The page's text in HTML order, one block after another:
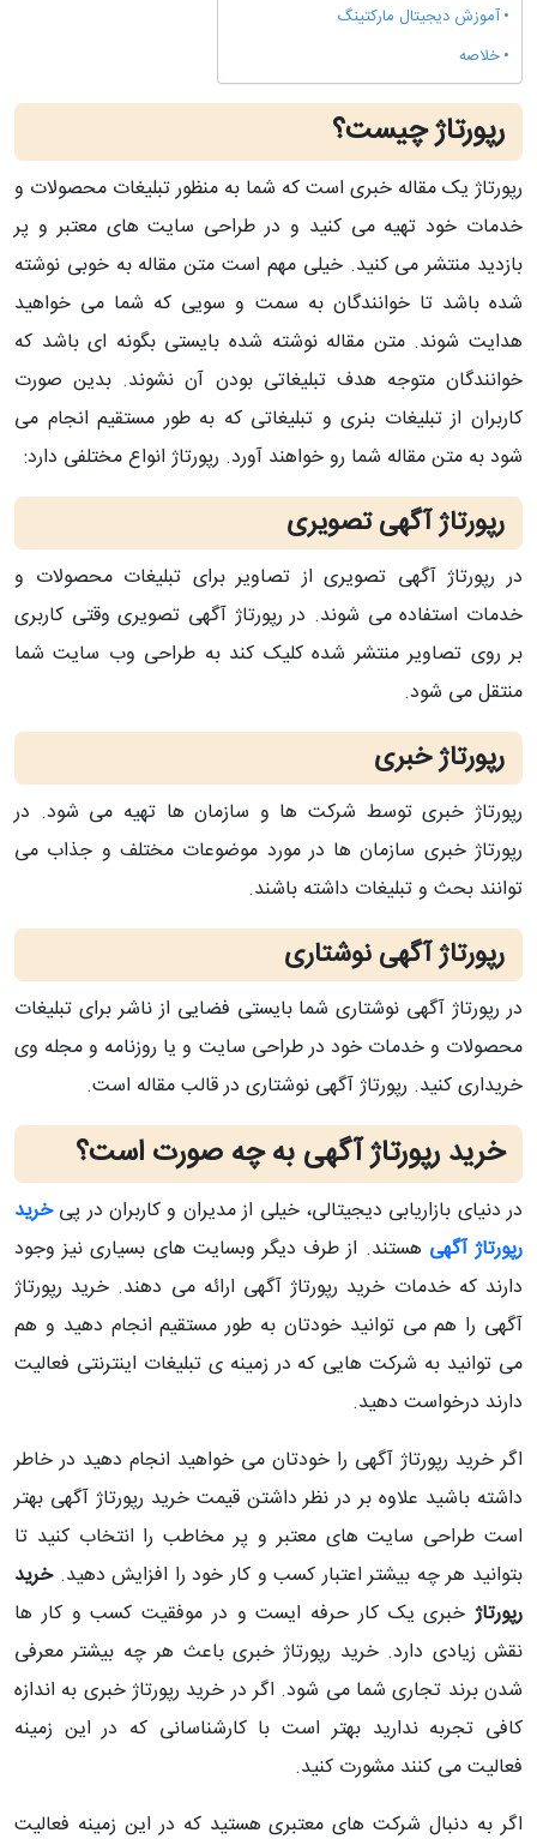
آموزش دیجیتال مارکتینگ
خلاصه
رپورتاژ چیست؟
رپورتاژ یک مقاله خبری است که شما به منظور تبلیغات محصولات و
خدمات خود تهیه می کنید و در طراحی سایت های معتبر و پر
بازدید منتشر می کنید. خیلی مهم است متن مقاله به خوبی نوشته
شده باشد تا خوانندگان به سمت و سویی که شما می خواهید
هدایت شوند. متن مقاله نوشته شده بایستی بگونه ای باشد که
خوانندگان متوجه هدف تبلیغاتی بودن آن نشوند. بدین صورت
کاربران از تبلیغات بنری و تبلیغاتی که به طور مستقیم انجام می
شود به متن مقاله شما رو خواهند آورد. رپورتاژ انواع مختلفی دارد:
رپورتاژ آگهی تصویری
در رپورتاژ آگهی تصویری از تصاویر برای تبلیغات محصولات و
خدمات استفاده می شوند. در رپورتاژ آگهی تصویری وقتی کاربری
بر روی تصاویر منتشر شده کلیک کند به طراحی وب سایت شما
منتقل می شود.
رپورتاژ خبری
رپورتاژ خبری توسط شرکت ها و سازمان ها تهیه می شود. در
رپورتاژ خبری سازمان ها در مورد موضوعات مختلف و جذاب می
توانند بحث و تبلیغات داشته باشند.
رپورتاژ آگهی نوشتاری
در رپورتاژ آگهی نوشتاری شما بایستی فضایی از ناشر برای تبلیغات
محصولات و خدمات خود در طراحی سایت و یا روزنامه و مجله وی
خریداری کنید. رپورتاژ آگهی نوشتاری در قالب مقاله است.
خرید رپورتاژ آگهی به چه صورت است؟
در دنیای بازاریابی دیجیتالی، خیلی از مدیران و کاربران در پیخرید
رپورتاژ آگهی هستند. از طرف دیگر وبسایت های بسیاری نیز وجود
دارند که خدمات خرید رپورتاژ آگهی ارائه می دهند. خرید رپورتاژ
آگهی را هم می توانید خودتان به طور مستقیم انجام دهید و هم
می توانید به شرکت هایی که در زمینه ی تبلیغات اینترنتی فعالیت
دارند درخواست دهید.
اگر خرید رپورتاژ آگهی را خودتان می خواهید انجام دهید در خاطر
داشته باشید علاوه بر در نظر داشتن قیمت خرید رپورتاژ آگهی بهتر
است طراحی سایت های معتبر و پر مخاطب را انتخاب کنید تا
بتوانید هر چه بیشتر اعتبار کسب و کار خود را افزایش دهید.خرید
رپورتاژ خبری یک کار حرفه ایست و در موفقیت کسب و کار ها
نقش زیادی دارد. خرید رپورتاژ خبری باعث هر چه بیشتر معرفی
شدن برند تجاری شما می شود. اگر در خرید رپورتاژ خبری به اندازه
کافی تجربه ندارید بهتر است با کارشناسانی که در این زمینه
فعالیت می کنند مشورت کنید.
اگر به دنبال شرکت های معتبری هستید که در این زمینه فعالیت